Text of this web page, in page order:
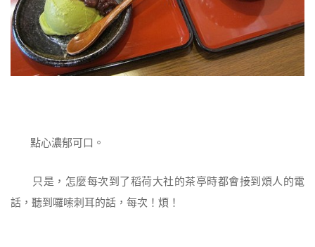
點心濃郁可口。
只是，怎麼每次到了稻荷大社的茶亭時都會接到煩人的電
話，聽到囉嗦刺耳的話，每次！煩！